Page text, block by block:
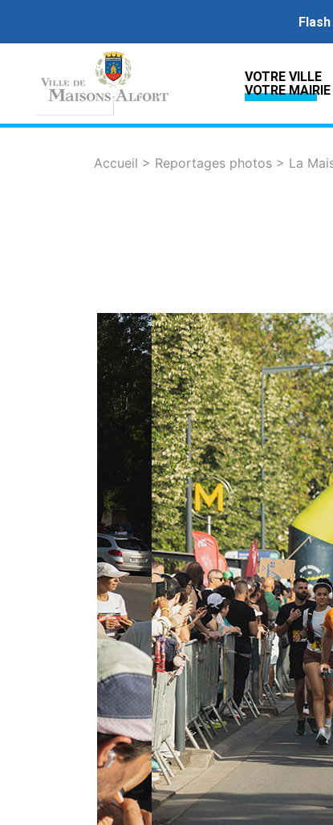
VOTRE VILLE
VOTRE MAIRIE
Accueil > Reportages photos > La